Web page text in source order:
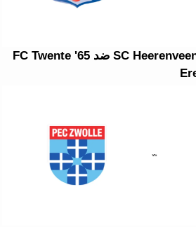
2026-08-09 موعد لقاء SC Heerenveen ضد FC Twente '65